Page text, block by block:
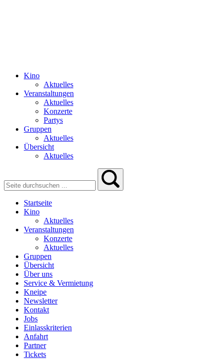
Kino
Aktuelles
Veranstaltungen
Aktuelles
Konzerte
Partys
Gruppen
Aktuelles
Übersicht
Aktuelles
Startseite
Kino
Aktuelles
Veranstaltungen
Konzerte
Aktuelles
Gruppen
Übersicht
Über uns
Service & Vermietung
Kneipe
Newsletter
Kontakt
Jobs
Einlasskriterien
Anfahrt
Partner
Tickets